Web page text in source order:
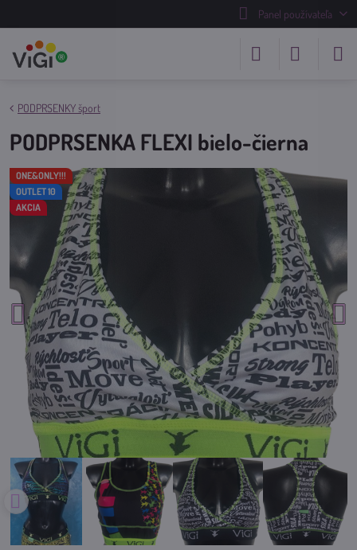
Panel používateľa
ONE&ONLY!!!
OUTLET 10
AKCIA
PODPRSENKY šport
PODPRSENKA FLEXI bielo-čierna